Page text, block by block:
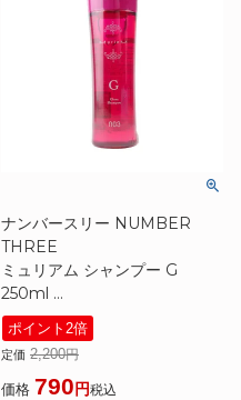
ナンバースリー NUMBER
THREE
ミュリアム シャンプー G
250ml
[ シャンプー ]美容室専売 美容
室 美容院 サロン 専売 ボトル
ノンシリコン フェミニン ツヤ
NO3 Muriem Gloss
ポイント2倍
定価 2,200
価格 790 税込